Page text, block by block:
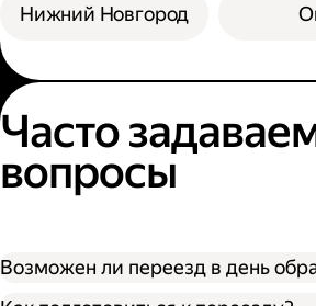
Нижний Новгород
Часто
вопросы
Возможен ли переезд в день